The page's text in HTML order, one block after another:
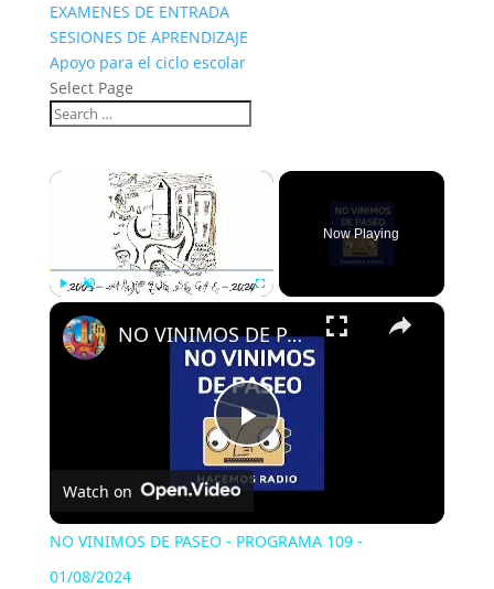
EXAMENES DE ENTRADA
SESIONES DE APRENDIZAJE
Apoyo para el ciclo escolar
Select Page
×
Now Playing
×
Play
NO VINIMOS DE PASEO - PROGRAMA 109 - 01/08/2024
Watch on
NO VINIMOS DE PASEO - PROGRAMA 109 -
01/08/2024